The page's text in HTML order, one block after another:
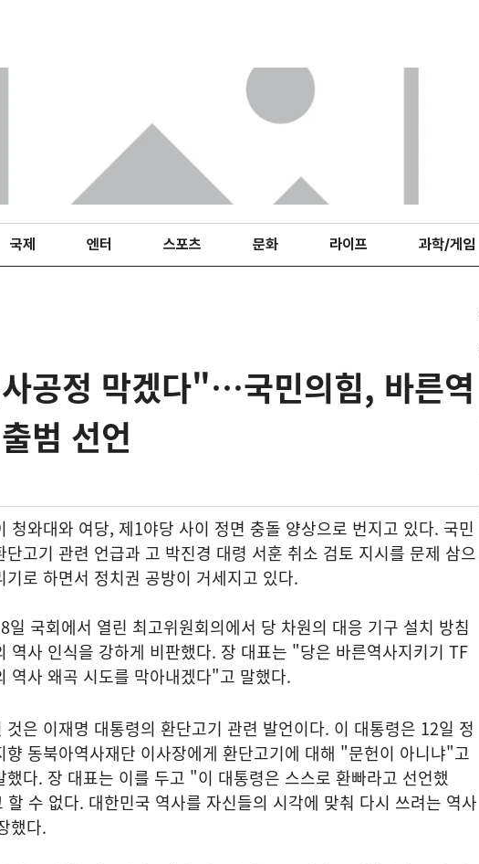
국제 엔터 스포츠 문화 라이프 과학/게임
공정 막겠다"…국민의힘, 바른역
범 선언
청와대와 여당, 제1야당 사이 정면 충돌 양상으로 번지고 있다. 국민
고기 관련 언급과 고 박진경 대령 서훈 취소 검토 지시를 문제 삼으
로 하면서 정치권 공방이 거세지고 있다.
일 국회에서 열린 최고위원회의에서 당 차원의 대응 기구 설치 방침
역사 인식을 강하게 비판했다. 장 대표는 "당은 바른역사지키기 TF
역사 왜곡 시도를 막아내겠다"고 말했다.
은 이재명 대통령의 환단고기 관련 발언이다. 이 대통령은 12일 정
향 동북아역사재단 이사장에게 환단고기에 대해 "문헌이 아니냐"고
다. 장 대표는 이를 두고 "이 대통령은 스스로 환빠라고 선언했
수 없다. 대한민국 역사를 자신들의 시각에 맞춰 다시 쓰려는 역사
했다.